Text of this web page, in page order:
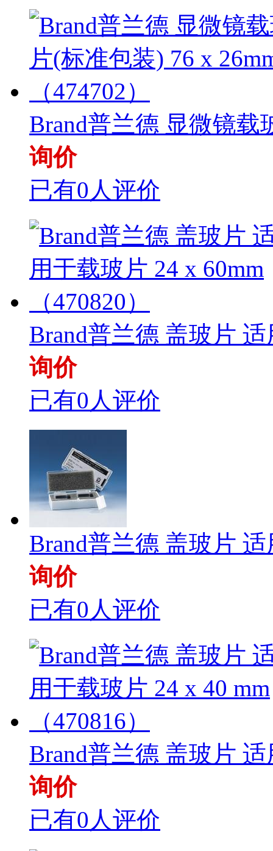
Brand普兰德 显微镜载
询价
已有0人评价
Brand普兰德 盖玻片
询价
已有0人评价
Brand普兰德 盖玻片
询价
已有0人评价
Brand普兰德 盖玻片
询价
已有0人评价